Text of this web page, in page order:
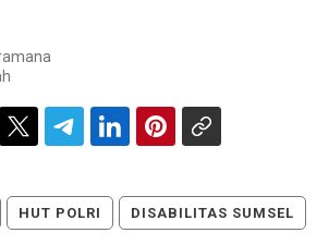
HUT POLRI DISABILITAS SUMSEL